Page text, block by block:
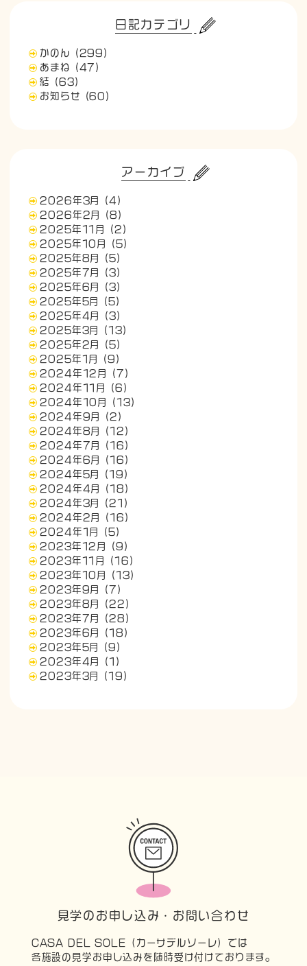
日記カテゴリ
かのん
(299)
あまね
(47)
結
(63)
お知らせ
(60)
アーカイブ
2026年3月
(4)
2026年2月
(8)
2025年11月
(2)
2025年10月
(5)
2025年8月
(5)
2025年7月
(3)
2025年6月
(3)
2025年5月
(5)
2025年4月
(3)
2025年3月
(13)
2025年2月
(5)
2025年1月
(9)
2024年12月
(7)
2024年11月
(6)
2024年10月
(13)
2024年9月
(2)
2024年8月
(12)
2024年7月
(16)
2024年6月
(16)
2024年5月
(19)
2024年4月
(18)
2024年3月
(21)
2024年2月
(16)
2024年1月
(5)
2023年12月
(9)
2023年11月
(16)
2023年10月
(13)
2023年9月
(7)
2023年8月
(22)
2023年7月
(28)
2023年6月
(18)
2023年5月
(9)
2023年4月
(1)
2023年3月
(19)
見学のお申し込み・お問い合わせ
CASA DEL SOLE（カーサデルソーレ）では
各施設の見学お申し込みを随時受け付けております。